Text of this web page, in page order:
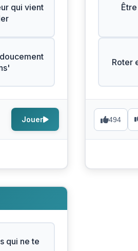
qui vient
Jouer
Roter
494
qui ne te